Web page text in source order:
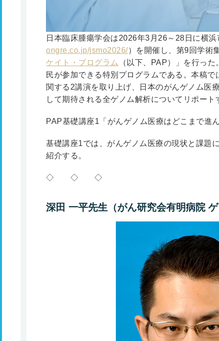
日本臨床腫瘍学会は2026年3月26～28日に横
ongre.co.jp/jsmo2026/）を開催し、第9回学術
ケイト・プログラム
（以下、PAP）」を行っ
民が参加できる特別プログラムである。本稿
関する2講演を取り上げ、日本のがんゲノム医
して期待される全ゲノム解析についてリポート
PAP基礎講座1「がんゲノム医療はどこまで進
基礎講座1では、がんゲノム医療の現状と課題
紹介する。
◇ ◇ ◇
深田 一平先生（がん研究会有明病院